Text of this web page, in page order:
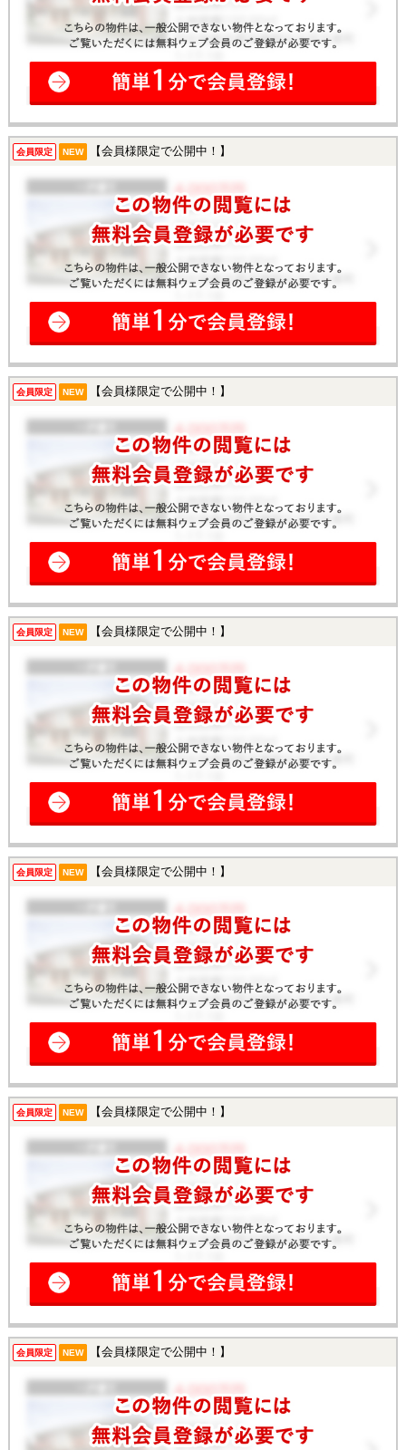
会員限定 NEW 【会員様限定で公開中！】
会員限定 NEW 【会員様限定で公開中！】
会員限定 NEW 【会員様限定で公開中！】
会員限定 NEW 【会員様限定で公開中！】
会員限定 NEW 【会員様限定で公開中！】
会員限定 NEW 【会員様限定で公開中！】